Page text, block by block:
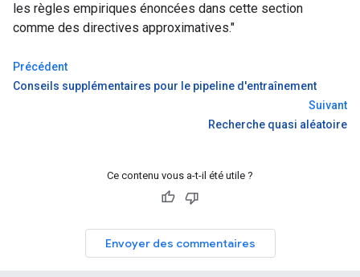
les règles empiriques énoncées dans cette section
comme des directives approximatives."
Précédent
Conseils supplémentaires pour le pipeline d'entraînement
Suivant
Recherche quasi aléatoire
Ce contenu vous a-t-il été utile ?
Envoyer des commentaires